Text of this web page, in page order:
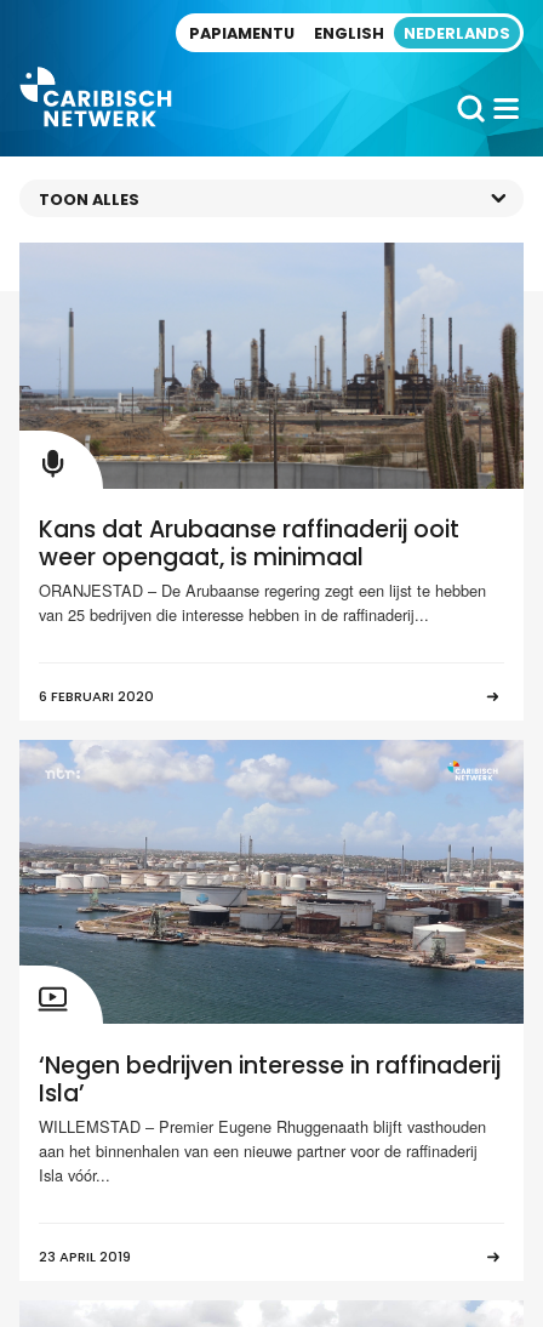
PAPIAMENTU ENGLISH NEDERLANDS
Kans dat Arubaanse raffinaderij ooit
weer opengaat, is minimaal
ORANJESTAD – De Arubaanse regering zegt een lijst te hebben
van 25 bedrijven die interesse hebben in de raffinaderij...
6 FEBRUARI 2020
‘Negen bedrijven interesse in raffinaderij
Isla’
WILLEMSTAD – Premier Eugene Rhuggenaath blijft vasthouden
aan het binnenhalen van een nieuwe partner voor de raffinaderij
Isla vóór...
23 APRIL 2019